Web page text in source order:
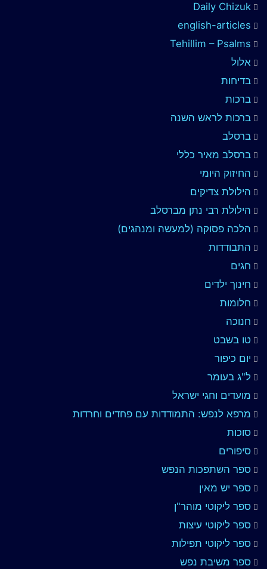
Daily Chizuk
english-articles
Tehillim – Psalms
אלול
בדיחות
ברכות
ברכות לראש השנה
ברסלב
ברסלב מאיר כללי
החיזוק היומי
הילולת צדיקים
הילולת רבי נתן מברסלב
הלכה פסוקה (למעשה ומנהגים)
התבודדות
חגים
חינוך ילדים
חלומות
חנוכה
טו בשבט
יום כיפור
ל"ג בעומר
מועדים וחגי ישראל
מרפא לנפש: התמודדות עם פחדים וחרדות
סוכות
סיפורים
ספר השתפכות הנפש
ספר יש מאין
ספר ליקוטי מוהר"ן
ספר ליקוטי עיצות
ספר ליקוטי תפילות
ספר משיבת נפש